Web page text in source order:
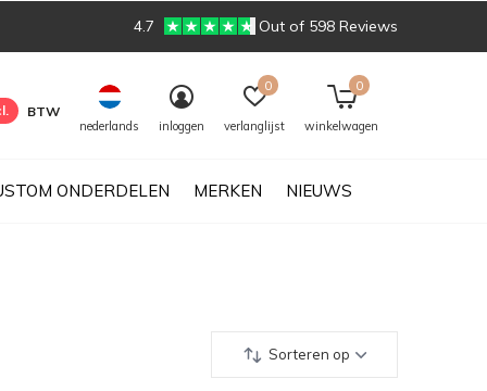
ONDERDELEN MERKEN NIEUWS
BTW
nederlands inloggen verlanglijst
0
winkelwagen
0
4.7 Out of 598 Reviews
Sorteren op